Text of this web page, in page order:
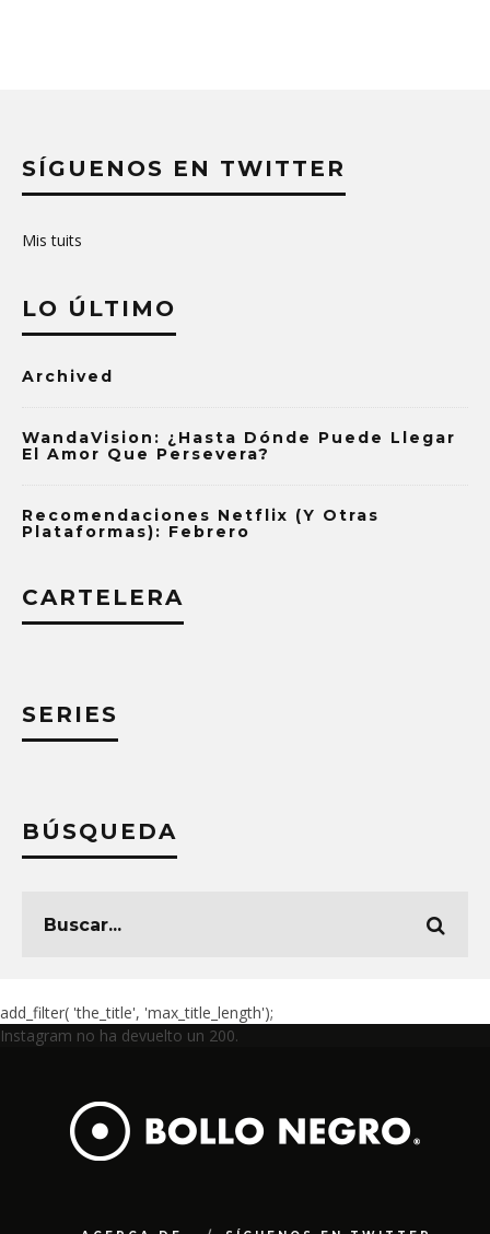
SÍGUENOS EN TWITTER
Mis tuits
LO ÚLTIMO
Archived
WandaVision: ¿Hasta Dónde Puede Llegar
El Amor Que Persevera?
Recomendaciones Netflix (y Otras
Plataformas): Febrero
CARTELERA
SERIES
BÚSQUEDA
add_filter( 'the_title', 'max_title_length');
Instagram no ha devuelto un 200.